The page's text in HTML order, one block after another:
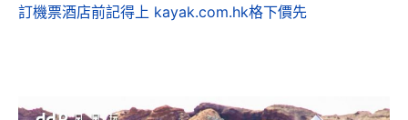
訂機票酒店前記得上 kayak.com.hk格下價先